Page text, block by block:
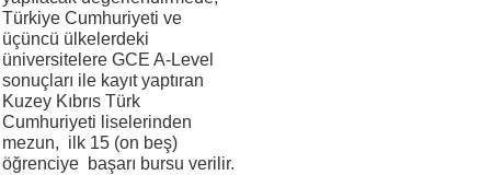
Türkiye Cumhuriyeti ve
üçüncü ülkelerdeki
üniversitelere GCE A-Level
sonuçları ile kayıt yaptıran
Kuzey Kıbrıs Türk
Cumhuriyeti liselerinden
mezun, ilk 15 (on beş)
öğrenciye başarı bursu verilir.